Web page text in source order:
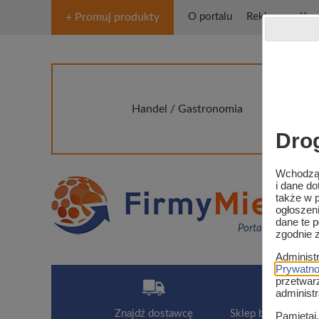
+ Promuj produkty O portalu Reklama
Handel / Gastronomia
Portal o rynku
Znajdź dostawcę Sklep branży
i dane
także w
dane te
zgodnie